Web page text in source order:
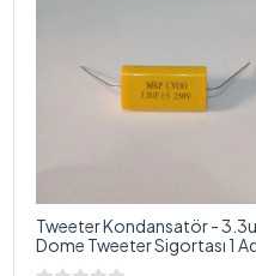
Tweeter Kondansatör -
Dome Tweeter Sigortası 1
Bütün Markalarla Uyumlu